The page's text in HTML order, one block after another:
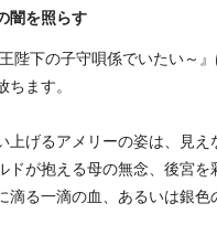
闇を照らす
陛下の子守唄係でいたい～
ます。
上げるアメリーの姿は、見
ドが抱える母の無念、後宮
滴る一滴の血、あるいは銀